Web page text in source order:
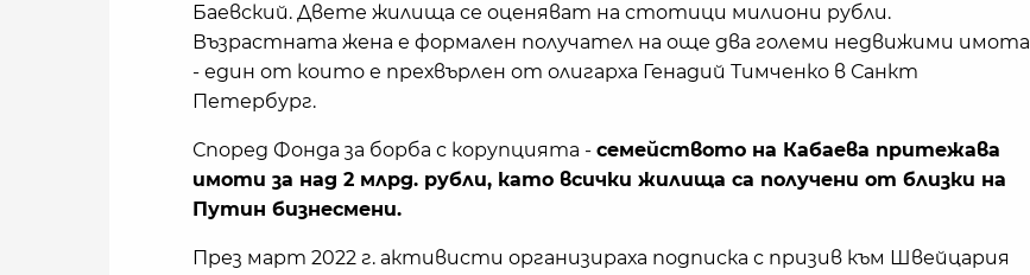
Баевский. Двете жилища се оценяват на стотици милиони рубли.
Възрастната жена е формален получател на още два големи недвижими имота
- един от които е прехвърлен от олигарха Генадий Тимченко в Санкт
Петербург.
Според Фонда за борба с корупцията - семейството на Кабаева притежава
имоти за над 2 млрд. рубли, като всички жилища са получени от близки на
Путин бизнесмени.
През март 2022 г. активисти организираха подписка с призив към Швейцария